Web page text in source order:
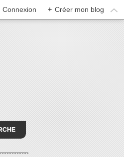
Connexion + Créer mon blog